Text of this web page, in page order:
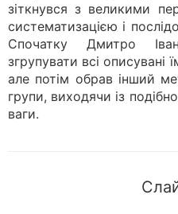
зіткнувся з великими
систематизацією і
Спочатку Дмитро
згрупувати всі описувані
але потім обрав інший
групи, виходячи із
ваги.